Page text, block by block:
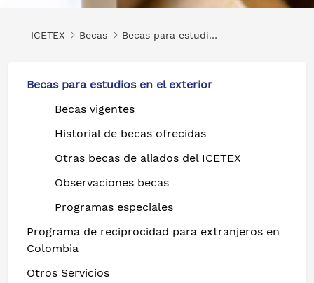
ICETEX Becas Becas para estudios en el exterior
Becas para estudios en el exterior
Becas vigentes
Historial de becas ofrecidas
Otras becas de aliados del ICETEX
Observaciones becas
Programas especiales
Programa de reciprocidad para extranjeros en
Colombia
Otros Servicios